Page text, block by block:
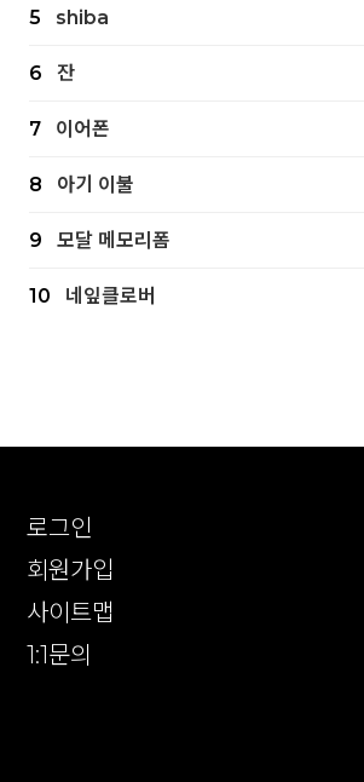
5 shiba
6 잔
7 이어폰
8 아기 이불
9 모달 메모리폼
10 네잎클로버
로그인
회원가입
사이트맵
1:1문의